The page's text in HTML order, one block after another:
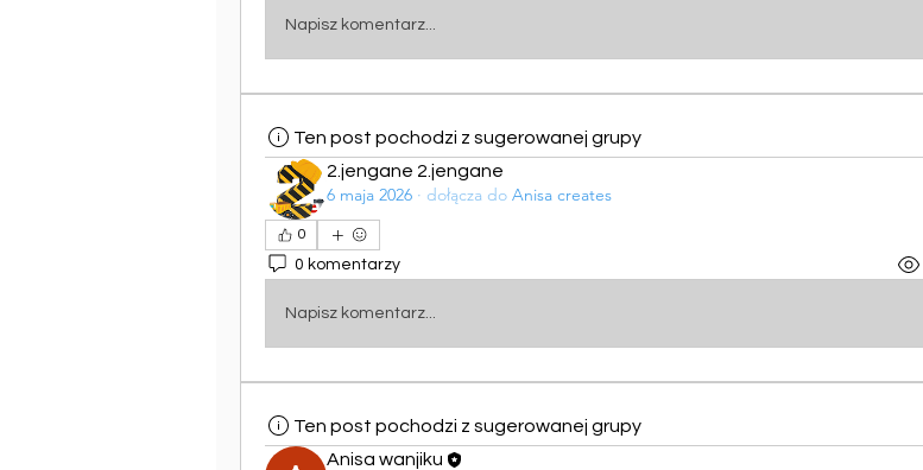
Napisz komentarz...
Ten post pochodzi z sugerowanej grupy
2.jengane 2.jengane
6 maja 2026 · dołącza do Anisa creates
0
0 komentarzy
Napisz komentarz...
Ten post pochodzi z sugerowanej grupy
Anisa wanjiku